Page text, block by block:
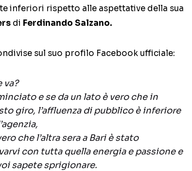
inferiori rispetto alle aspettative della sua
di Ferdinando Salzano.
sul suo profilo Facebook ufficiale:
va?
e se da un lato è vero che in
giro, l’affluenza di pubblico è inferiore
che l’altra sera a Bari è stato
con tutta quella energia e passione e
sapete sprigionare.